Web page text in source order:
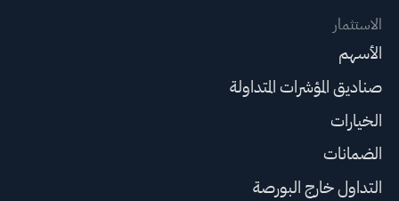
الاستثمار
الأسهم
صناديق المؤشرات المتداولة
الخيارات
الضمانات
التداول خارج البورصة